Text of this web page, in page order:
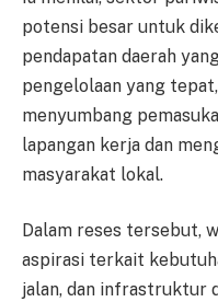
potensi besar untuk
pendapatan daerah
pengelolaan yang
menyumbang
lapangan kerja dan
masyarakat lokal.
Dalam reses tersebut,
aspirasi terkait
jalan, dan infrastruktur